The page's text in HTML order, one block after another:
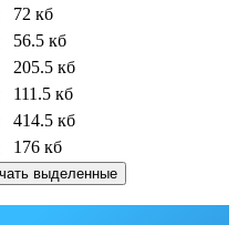
72 кб
56.5 кб
205.5 кб
111.5 кб
414.5 кб
176 кб
выделенные